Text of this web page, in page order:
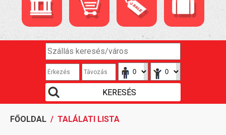
FŐOLDAL / TALÁLATI LISTA